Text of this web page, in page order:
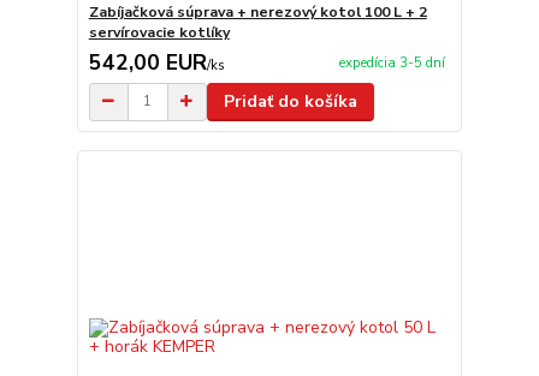
Zabíjačková súprava + nerezový kotol 100 L + 2
servírovacie kotlíky
542,00 EUR/ks expedícia 3-5 dní
Pridať do košíka